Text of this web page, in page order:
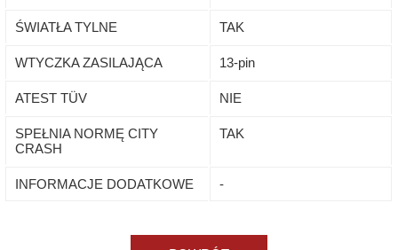
ŚWIATŁA TYLNE TAK
WTYCZKA ZASILAJĄCA 13-pin
ATEST TÜV NIE
SPEŁNIA NORMĘ CITY
CRASH
TAK
INFORMACJE DODATKOWE -